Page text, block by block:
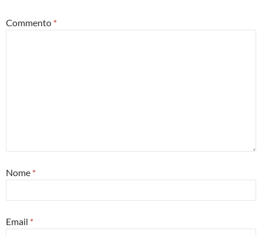
Commento *
Nome *
Email *